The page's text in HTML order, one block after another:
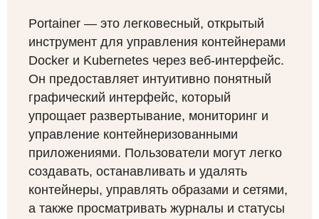
Portainer — это легковесный, открытый
инструмент для управления контейнерами
Docker и Kubernetes через веб-интерфейс.
Он предоставляет интуитивно понятный
графический интерфейс, который
упрощает развертывание, мониторинг и
управление контейнеризованными
приложениями. Пользователи могут легко
создавать, останавливать и удалять
контейнеры, управлять образами и сетями,
а также просматривать журналы и статусы